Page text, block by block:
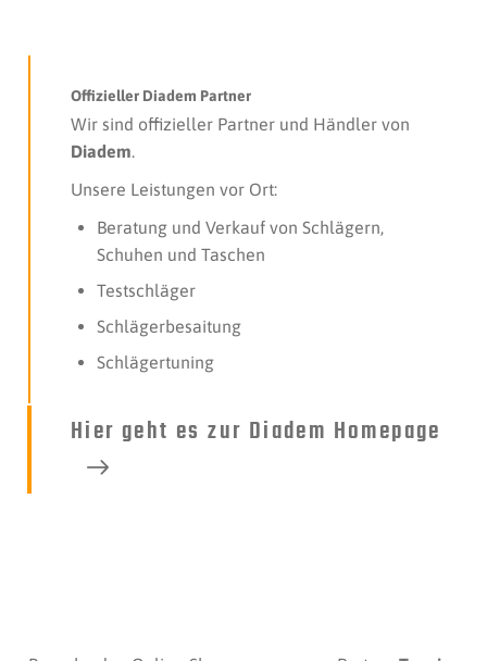
Offizieller Diadem Partner
Wir sind offizieller Partner und Händler von
Diadem.
Unsere Leistungen vor Ort:
Beratung und Verkauf von Schlägern,
Schuhen und Taschen
Testschläger
Schlägerbesaitung
Schlägertuning
Hier geht es zur Diadem Homepage